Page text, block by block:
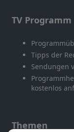
TV Programm
Tipps der
Sendungen
kostenlos
Themen